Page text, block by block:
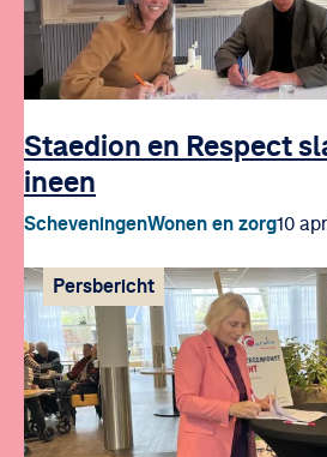
Staedion en Respect
ineen
ScheveningenWonen en zorg10
Persbericht